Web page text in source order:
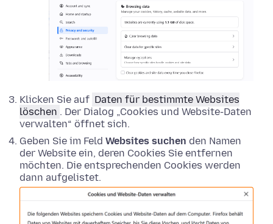
Klicken Sie auf Daten für bestimmte Websites
löschen . Der Dialog „Cookies und Website-Daten
verwalten“ öffnet sich.
Geben Sie im Feld Websites suchen den Namen
der Website ein, deren Cookies Sie entfernen
möchten. Die entsprechenden Cookies werden
dann aufgelistet.